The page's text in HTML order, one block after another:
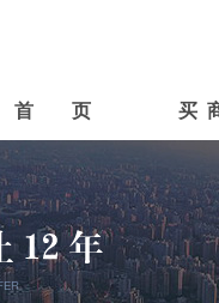
首 页 买